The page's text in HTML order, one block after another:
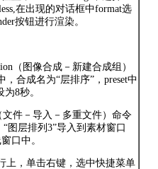
在出现的对话框中format选
按钮进行渲染。
（图像合成－新建合成组）
合成名为“层排序”，preset中
8秒。
文件－导入－多重文件）命令
图层排列3”导入到素材窗口
口中。
上，单击右键，选中快捷菜单